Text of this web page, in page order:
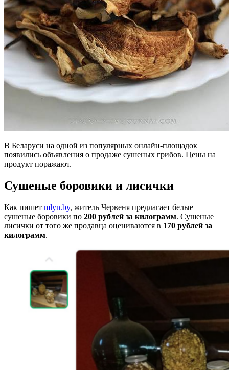
В Беларуси на одной из популярных онлайн-площадок
появились объявления о продаже сушеных грибов. Цены на
продукт поражают.
Сушеные боровики и лисички
Как пишет mlyn.by, житель Червеня предлагает белые
сушеные боровики по 200 рублей за килограмм. Сушеные
лисички от того же продавца оцениваются в 170 рублей за
килограмм.